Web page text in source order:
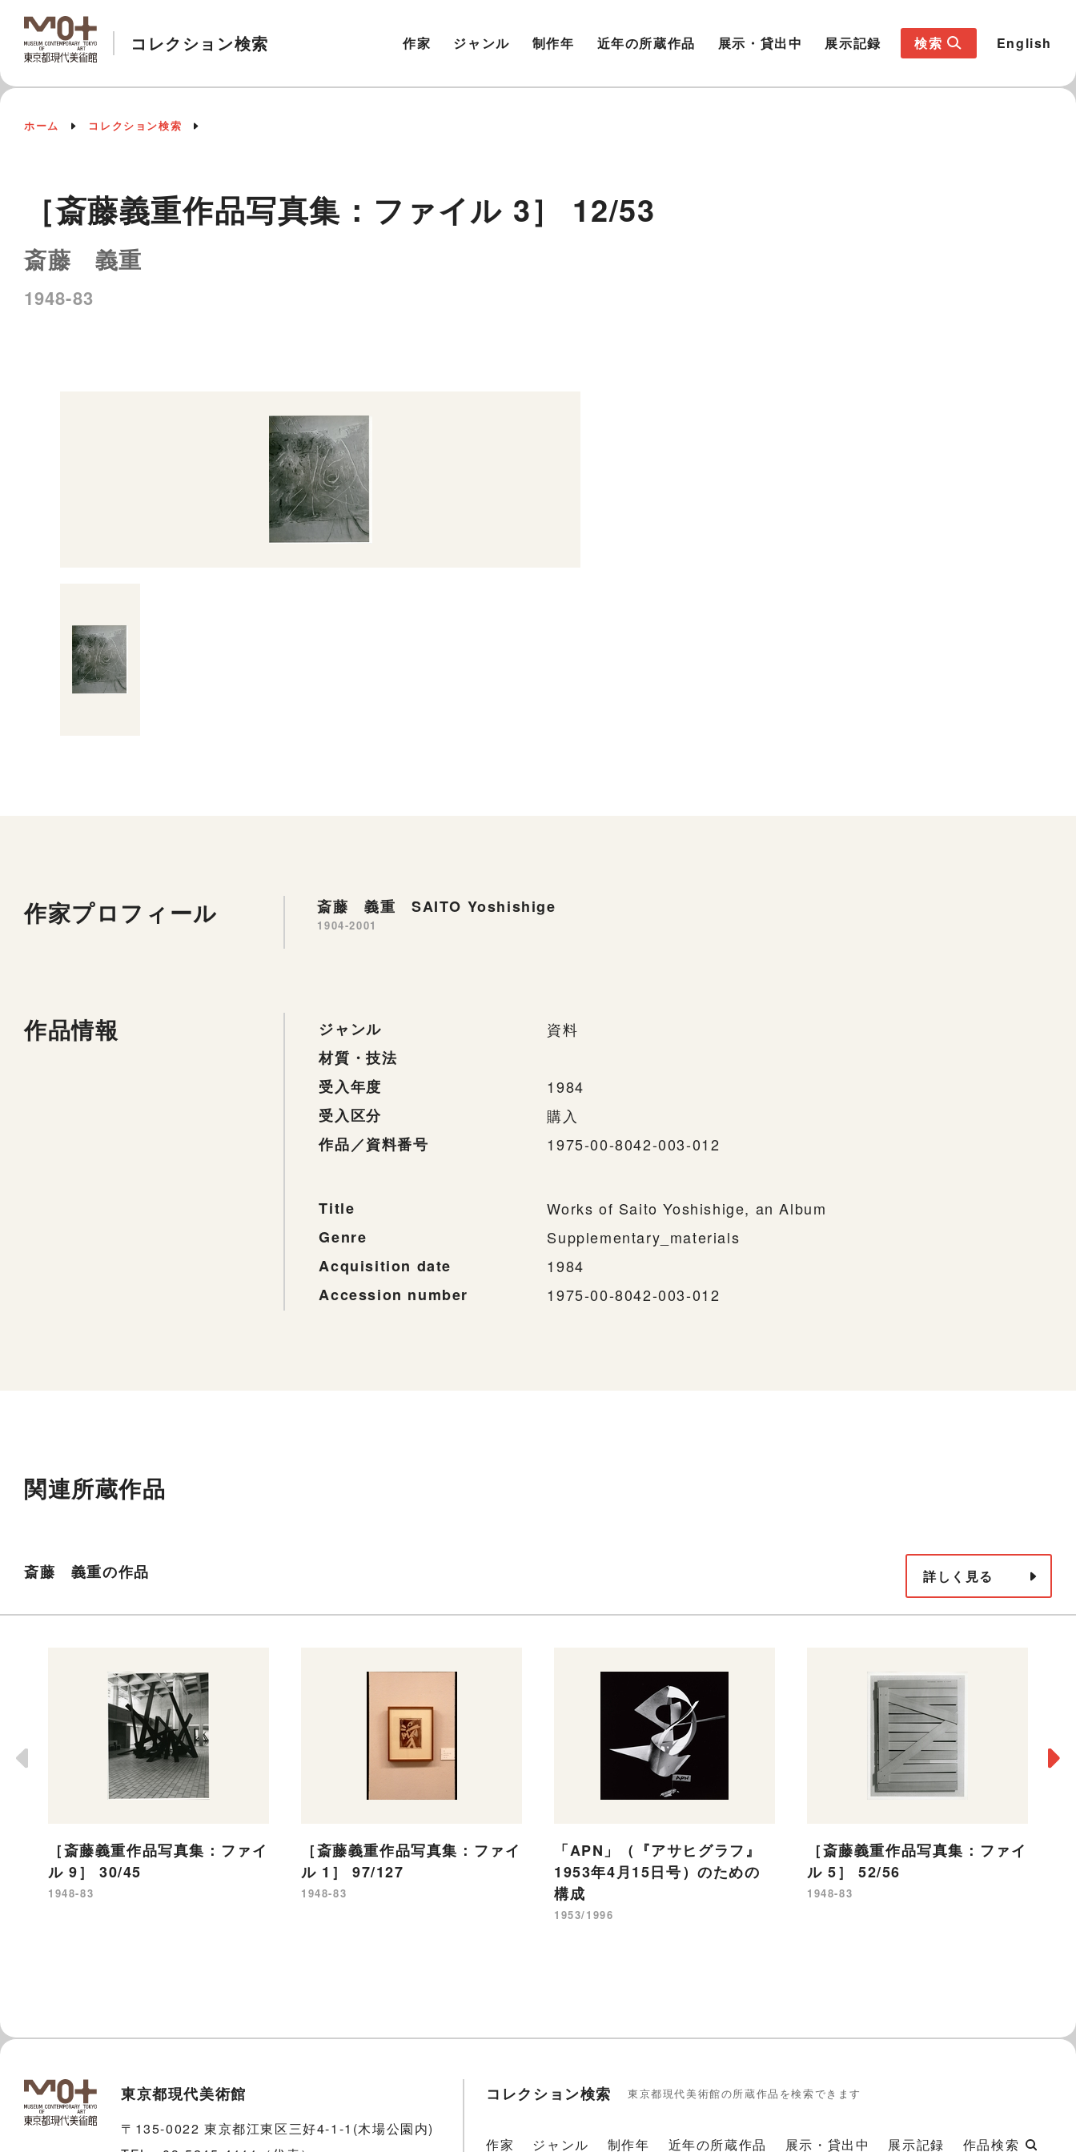
コレクション検索 作家 ジャンル 制作年 近年の所蔵作品 展示・貸出中 展示記録 検索 English
ホーム コレクション検索
［斎藤義重作品写真集：ファイル 3］ 12/53
斎藤 義重
1948-83
作家プロフィール 斎藤 義重 SAITO Yoshishige
1904-2001
作品情報 ジャンル
資料
材質・技法
受入年度
1984
受入区分
購入
作品／資料番号
1975-00-8042-003-012
Title
Works of Saito Yoshishige, an Album
Genre
Supplementary_materials
Acquisition date
1984
Accession number
1975-00-8042-003-012
関連所蔵作品
斎藤 義重の作品 詳しく見る
［斎藤義重作品写真集：ファイ
ル 9］ 30/45
1948-83
［斎藤義重作品写真集：ファイ
ル 1］ 97/127
1948-83
「APN」（『アサヒグラフ』
1953年4月15日号）のための
構成
1953/1996
［斎藤義重作品写真集：ファイ
ル 5］ 52/56
1948-83
東京都現代美術館
〒135-0022 東京都江東区三好4-1-1(木場公園内)
コレクション検索 東京都現代美術館の所蔵作品を検索できます
作家 ジャンル 制作年 近年の所蔵作品 展示・貸出中 展示記録 作品検索